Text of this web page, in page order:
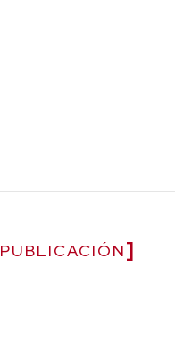
PUBLICACIÓN